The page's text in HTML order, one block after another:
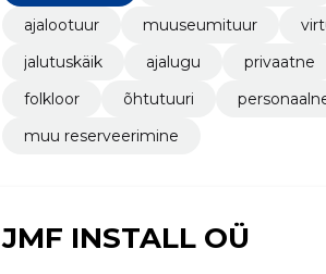
ajalootuur
muuseumituur
jalutuskäik
ajalugu privaatne
folkloor
õhtutuuri
muu reserveerimine
JMF INSTALL OÜ